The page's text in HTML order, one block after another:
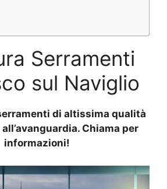
Serramenti
sul Naviglio
di altissima qualità
Chiama per
informazioni!